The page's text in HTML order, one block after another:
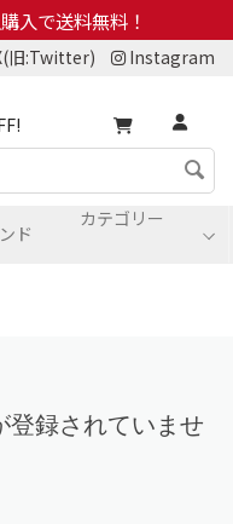
入で送料無料！
旧:Twitter) Instagram
カテゴリー
ド
登録されていませ